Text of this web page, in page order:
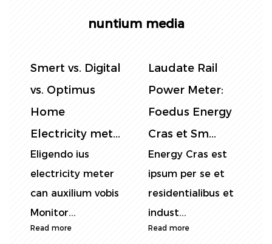
nuntium media
Smert vs. Digital
vs. Optimus
Home
Electricity met...
Eligendo ius
electricity meter
can auxilium vobis
Monitor...
Read more
Laudate Rail
Power Meter:
Foedus Energy
Cras et Sm...
Energy Cras est
ipsum per se et
residentialibus et
indust...
Read more